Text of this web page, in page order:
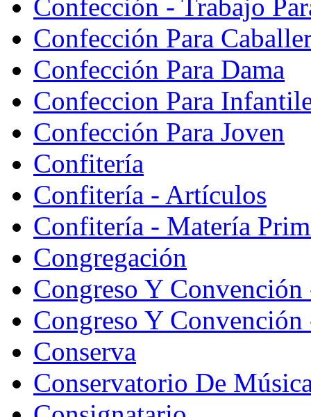
Confección - Trabajo
Confección Para
Confección Para Dama
Confeccion Para
Confección Para Joven
Confitería
Confitería - Artículos
Confitería - Matería
Congregación
Congreso Y Convención
Congreso Y
Conserva
Conservatorio De